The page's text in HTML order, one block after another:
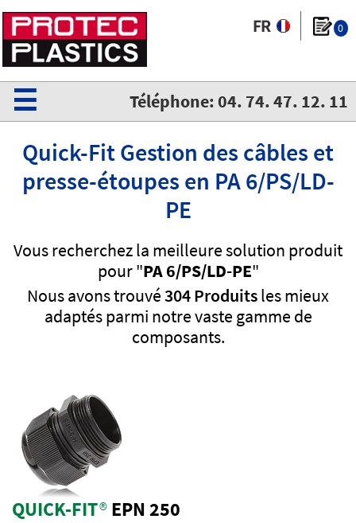
0
Téléphone: 04. 74. 47. 12. 11
☰
Quick-Fit Gestion des câbles et
presse-étoupes en PA 6/PS/LD-
PE
Vous recherchez la meilleure solution produit
pour "PA 6/PS/LD-PE"
Nous avons trouvé304 Produitsles mieux
adaptés parmi notre vaste gamme de
composants.
QUICK-FIT®EPN 250